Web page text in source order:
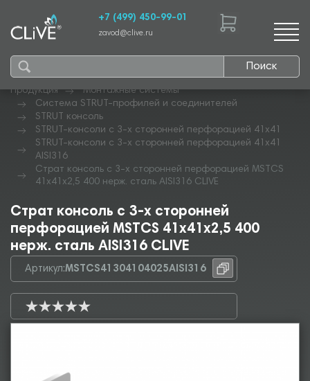
Поиск
+7 (499) 450-99-01
zavod@clive.ru
Продукция
Монтажные системы
Система STRUT-профилей и соединителей
STRUT консоль
STRUT-консоли с 3-х сторонней перфорацией 41х41
STRUT-консоли с 3-х сторонней перфорацией 41х41
AISI316
Страт консоль с 3-х сторонней перфорацией MSTCS
41х41х2,5 400 нерж. сталь AISI316 CLIVE
Страт консоль с 3-х сторонней
перфорацией MSTCS 41х41х2,5 400
нерж. сталь AISI316 CLIVE
Артикул:MSTCS41304104025AISI316